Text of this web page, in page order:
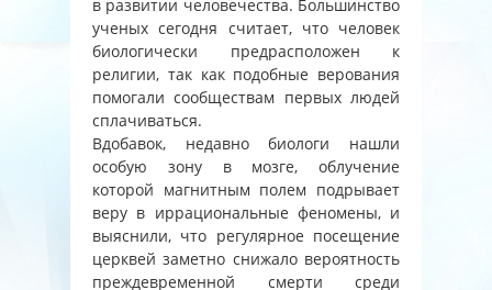
в развитии человечества. Большинство
ученых сегодня считает, что человек
биологически предрасположен к
религии, так как подобные верования
помогали сообществам первых людей
сплачиваться.
Вдобавок, недавно биологи нашли
особую зону в мозге, облучение
которой магнитным полем подрывает
веру в иррациональные феномены, и
выяснили, что регулярное посещение
церквей заметно снижало вероятность
преждевременной смерти среди